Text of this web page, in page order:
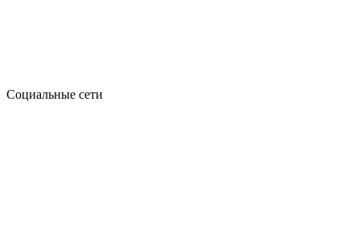
Социальные сети